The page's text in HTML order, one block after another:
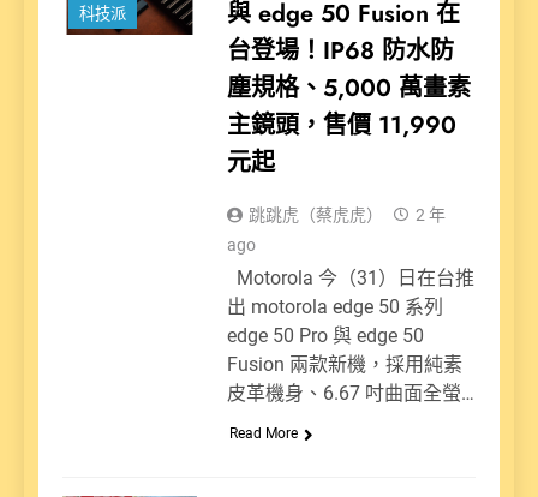
科技派
與 edge 50 Fusion 在
台登場！IP68 防水防
塵規格、5,000 萬畫素
主鏡頭，售價 11,990
元起
跳跳虎（蔡虎虎）
2 年
ago
Motorola 今（31）日在台推
出 motorola edge 50 系列
edge 50 Pro 與 edge 50
Fusion 兩款新機，採用純素
皮革機身、6.67 吋曲面全螢…
Read More